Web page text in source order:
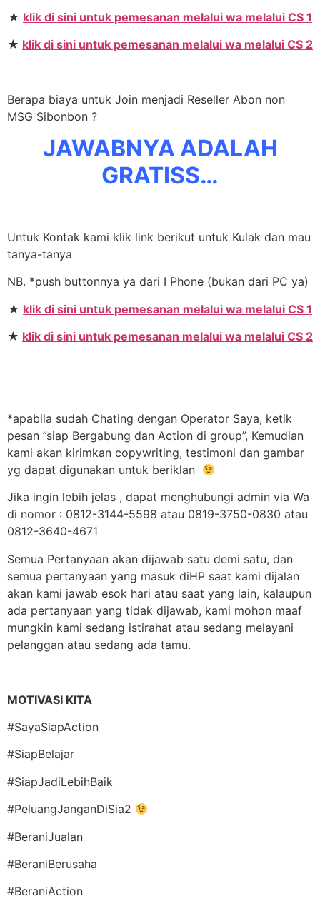
★ klik di sini untuk pemesanan melalui wa melalui CS 1
★ klik di sini untuk pemesanan melalui wa melalui CS 2
Berapa biaya untuk Join menjadi Reseller Abon non
MSG Sibonbon ?
JAWABNYA ADALAH
GRATISS…
Untuk Kontak kami klik link berikut untuk Kulak dan mau
tanya-tanya
NB. *push buttonnya ya dari I Phone (bukan dari PC ya)
★ klik di sini untuk pemesanan melalui wa melalui CS 1
★ klik di sini untuk pemesanan melalui wa melalui CS 2
*apabila sudah Chating dengan Operator Saya, ketik
pesan ”siap Bergabung dan Action di group”, Kemudian
kami akan kirimkan copywriting, testimoni dan gambar
yg dapat digunakan untuk beriklan
Jika ingin lebih jelas , dapat menghubungi admin via Wa
di nomor : 0812-3144-5598 atau 0819-3750-0830 atau
0812-3640-4671
Semua Pertanyaan akan dijawab satu demi satu, dan
semua pertanyaan yang masuk diHP saat kami dijalan
akan kami jawab esok hari atau saat yang lain, kalaupun
ada pertanyaan yang tidak dijawab, kami mohon maaf
mungkin kami sedang istirahat atau sedang melayani
pelanggan atau sedang ada tamu.
MOTIVASI KITA
#SayaSiapAction
#SiapBelajar
#SiapJadiLebihBaik
#PeluangJanganDiSia2
#BeraniJualan
#BeraniBerusaha
#BeraniAction